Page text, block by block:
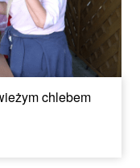
chlebem